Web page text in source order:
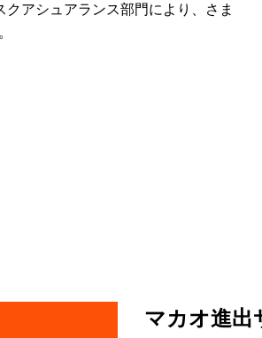
クアシュアランス部門により、さま
マカオ進出